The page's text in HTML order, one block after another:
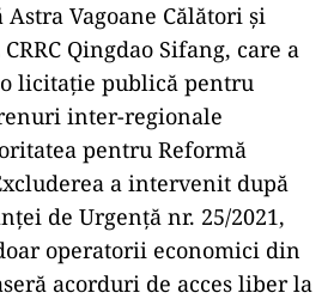
Vagoane Călători și
Qingdao Sifang, care a
licitație publică pentru
inter-regionale
pentru Reformă
a intervenit după
de Urgență nr. 25/2021,
operatorii economici din
acorduri de acces liber la